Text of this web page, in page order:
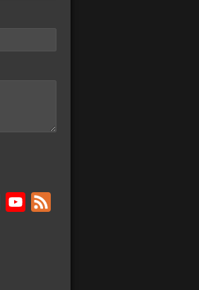
Vimeo YouTube